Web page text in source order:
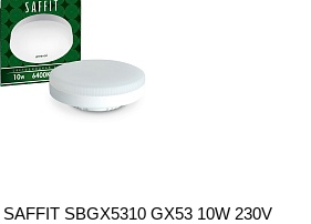
SBGX5310 GX53 10W 230V